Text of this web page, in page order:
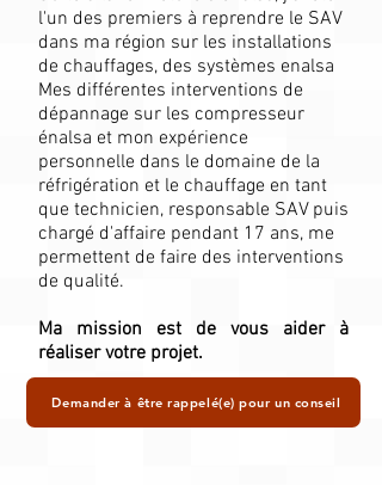
l'un des premiers à reprendre le SAV
dans ma région sur les installations
de chauffages, des systèmes enalsa
Mes différentes interventions de
dépannage sur les compresseur
énalsa et mon expérience
personnelle dans le domaine de la
réfrigération et le chauffage en tant
que technicien, responsable SAV puis
chargé d'affaire pendant 17 ans, me
permettent de faire des interventions
de qualité.
Ma mission est de vous aider à
réaliser votre projet.
Demander à être rappelé(e) pour un conseil